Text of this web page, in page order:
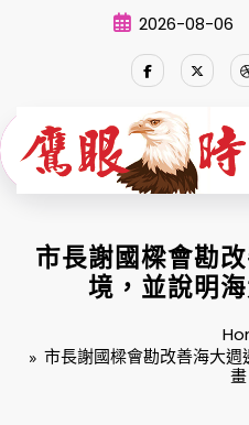
2026-08-06
市長謝國樑會勘
境，並說明
市長謝國樑會勘改善海大
畫